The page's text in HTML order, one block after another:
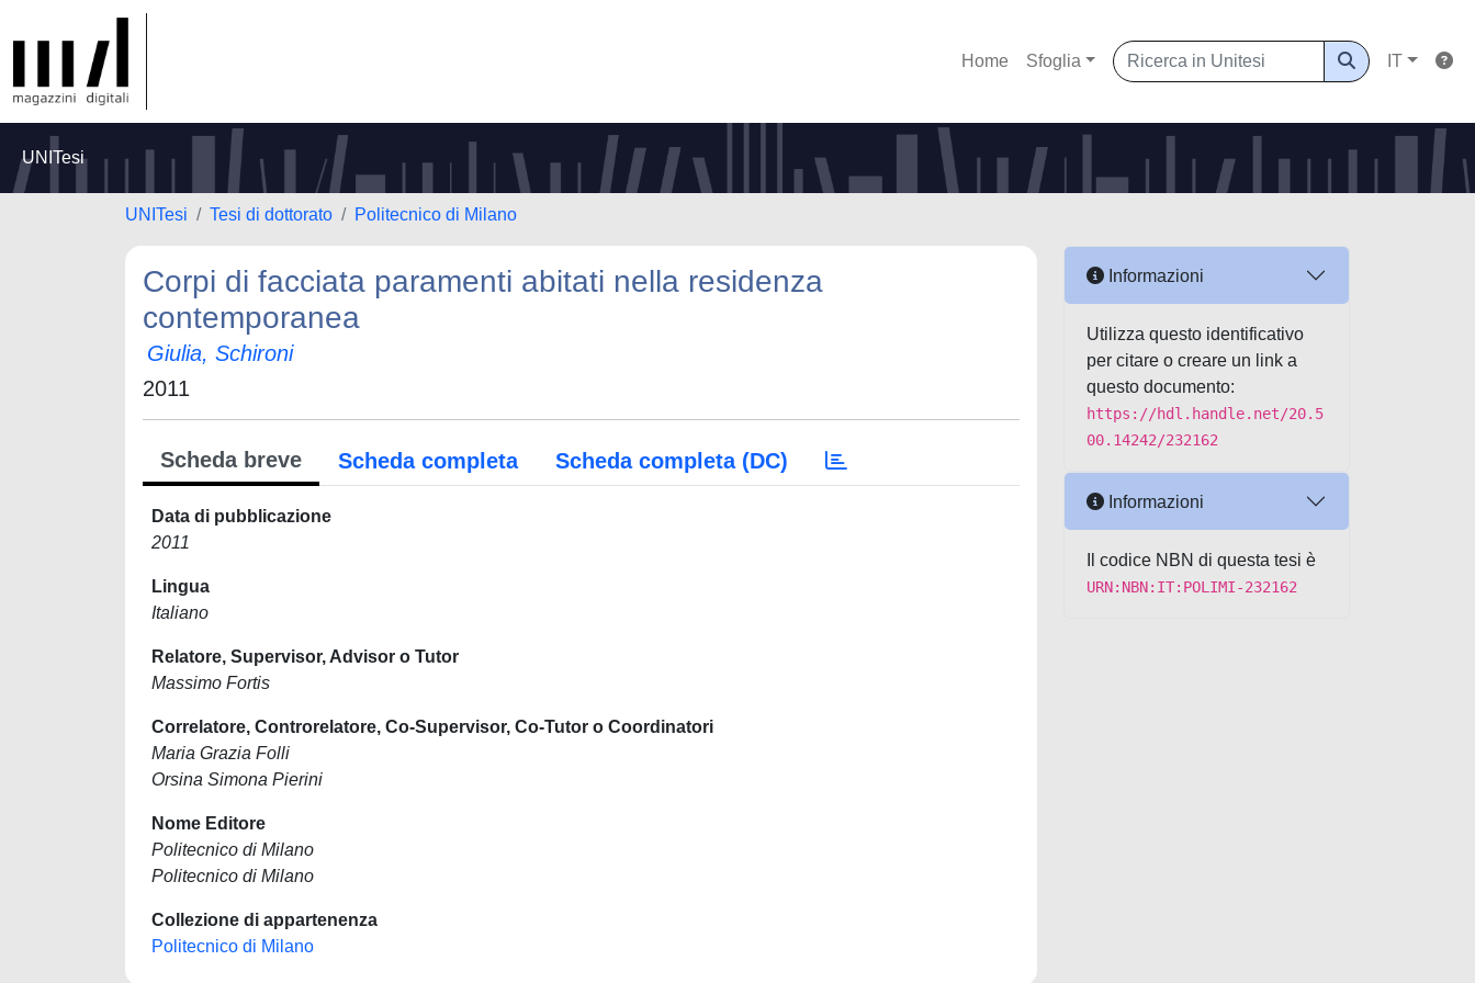
Home Sfoglia IT
UNITesi
UNITesi Tesi di dottorato Politecnico di Milano
Corpi di facciata paramenti abitati nella residenza
contemporanea
Giulia, Schironi
2011
Scheda breve Scheda completa Scheda completa (DC)
Data di pubblicazione
2011
Lingua
Italiano
Relatore, Supervisor, Advisor o Tutor
Massimo Fortis
Correlatore, Controrelatore, Co-Supervisor, Co-Tutor o Coordinatori
Maria Grazia Folli
Orsina Simona Pierini
Nome Editore
Politecnico di Milano
Politecnico di Milano
Collezione di appartenenza
Politecnico di Milano
Informazioni
Utilizza questo identificativo
per citare o creare un link a
questo documento:
https://hdl.handle.net/20.5
00.14242/232162
Informazioni
Il codice NBN di questa tesi è
URN:NBN:IT:POLIMI-232162